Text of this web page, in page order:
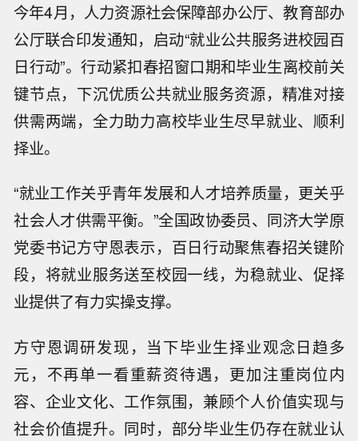
今年4月，人力资源社会保障部办公厅、教育部办
公厅联合印发通知，启动“就业公共服务进校园百
日行动”。行动紧扣春招窗口期和毕业生离校前关
键节点，下沉优质公共就业服务资源，精准对接
供需两端，全力助力高校毕业生尽早就业、顺利
择业。
“就业工作关乎青年发展和人才培养质量，更关乎
社会人才供需平衡。”全国政协委员、同济大学原
党委书记方守恩表示，百日行动聚焦春招关键阶
段，将就业服务送至校园一线，为稳就业、促择
业提供了有力实操支撑。
方守恩调研发现，当下毕业生择业观念日趋多
元，不再单一看重薪资待遇，更加注重岗位内
容、企业文化、工作氛围，兼顾个人价值实现与
社会价值提升。同时，部分毕业生仍存在就业认